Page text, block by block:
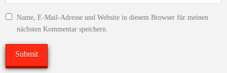
Name, E-Mail-Adresse und Website in diesem Browser für meinen
nächsten Kommentar speichern.